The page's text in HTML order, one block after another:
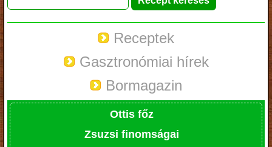
Receptek
Gasztronómiai hírek
Bormagazin
Ottis főz
Zsuzsi finomságai